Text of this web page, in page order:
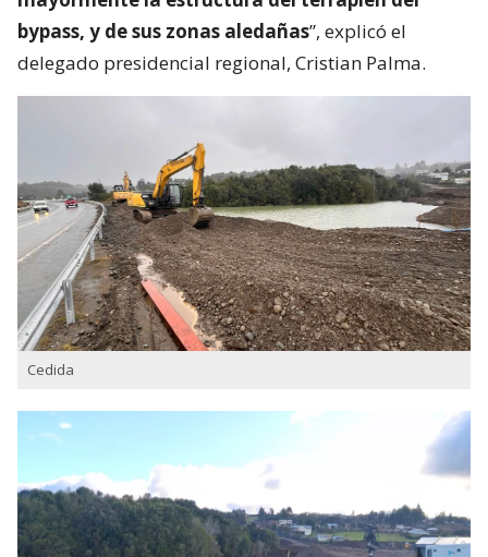
bypass, y de sus zonas aledañas”, explicó el
delegado presidencial regional, Cristian Palma.
Cedida